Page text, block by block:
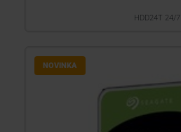
HDD24T 24/7
NOVINKA